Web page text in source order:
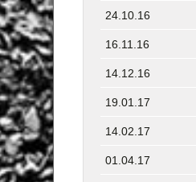
24.10.16
16.11.16
14.12.16
19.01.17
14.02.17
01.04.17